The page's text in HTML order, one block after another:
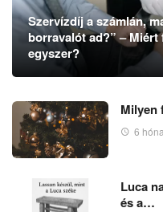
Szervízdíj a számlán,
borravalót ad?” – Miért
egyszer?
Milyen
6
Luca
és a…